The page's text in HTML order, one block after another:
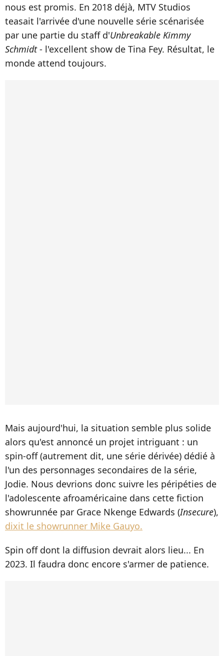
nous est promis. En 2018 déjà, MTV Studios
teasait l'arrivée d'une nouvelle série scénarisée
par une partie du staff d'Unbreakable Kimmy
Schmidt- l'excellent show de Tina Fey. Résultat, le
monde attend toujours.
Mais aujourd'hui, la situation semble plus solide
alors qu'est annoncé un projet intriguant : un
spin-off (autrement dit, une série dérivée) dédié à
l'un des personnages secondaires de la série,
Jodie. Nous devrions donc suivre les péripéties de
l'adolescente afroaméricaine dans cette fiction
showrunnée par Grace Nkenge Edwards (Insecure),
dixit le showrunner Mike Gauyo.
Spin off dont la diffusion devrait alors lieu... En
2023. Il faudra donc encore s'armer de patience.